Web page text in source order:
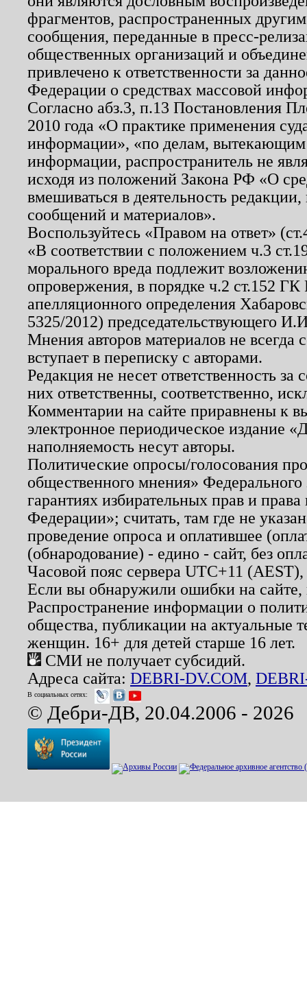
фрагментов, распространенных
сообщения, переданные в пресс-
общественных организаций и
привлечено к ответственности за
Федерации о средствах массовой
Согласно абз.3, п.13 Постановления
2010 года «О практике применения
информации», «по делам, вытекающим
информации, распространитель не
исходя из положений Закона РФ «О
вмешиваться в деятельность
сообщений и материалов».
Воспользуйтесь «Правом на ответ»
«В соответствии с положением ч.3
морального вреда подлежит
опровержения, в порядке ч.2 ст.152
апелляционного определения
5325/2012) председательствующего
Мнения авторов материалов не
вступает в переписку с авторами.
Редакция не несет ответственность
них ответственны, соответственно,
Комментарии на сайте приравнены к
электронное периодическое издание
наполняемость несут авторы.
Политические опросы/голосования
общественного мнения»
гарантиях избирательных прав и
Федерации»; считать, там где не
проведение опроса и оплатившее
(обнародование) - едино - сайт, без
Часовой пояс сервера UTC+11
Если вы обнаружили ошибки на
Распространение информации о
общества, публикации на актуальные
женщин. 16+ для детей старше 16 лет.
СМИ не получает субсидий.
Адреса сайта: DEBRI-DV.COM,
В социальных сетях:
© Дебри-ДВ, 20.04.2006 - 2026